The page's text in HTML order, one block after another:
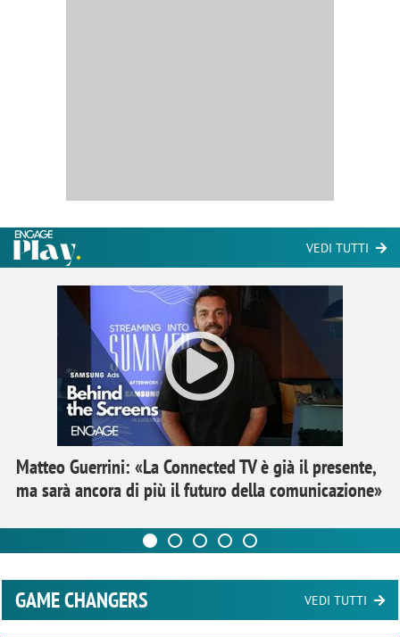
VEDI TUTTI
Matteo Guerrini: «La Connected TV è già il presente,
ma sarà ancora di più il futuro della comunicazione»
GAME CHANGERS VEDI TUTTI